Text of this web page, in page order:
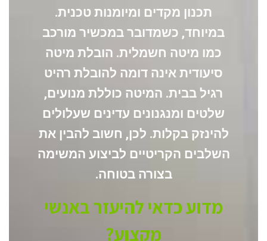
תכנון מקדים ומיומנות טכנית.
במיוחד, כשמדובר במכשיר מורכב
כמו מיטה חשמלית. הובלת מיטה
סיעודית אינה דומה להובלת רהיט
רגיל בבית. המיטה כוללת מנועים,
שלטים ומנגנונים עדינים שעלולים
להינזק בקלות. לכן, חשוב להבין את
השלבים הקריטיים לביצוע המשימה
בצורה בטוחה.
מדוע כדאי להיעזר באנשי
מקצוע?